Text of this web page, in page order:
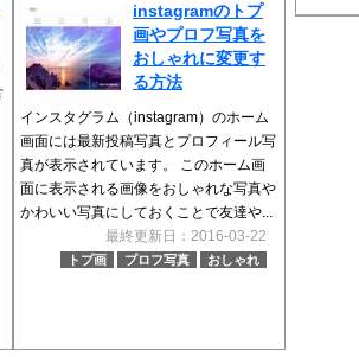
instagramのトプ
画やプロフ写真を
おしゃれに変更す
る方法
インスタグラム（instagram）のホーム
画面には最新投稿写真とプロフィール写
真が表示されています。 このホーム画
面に表示される画像をおしゃれな写真や
かわいい写真にしておくことで友達や...
最終更新日：2016-03-22
トプ画 プロフ写真 おしゃれ